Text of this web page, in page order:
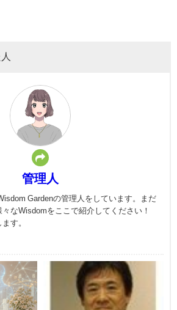
管理人
Gardenの管理人をしています。まだ
なWisdomをここで紹介してください！
す。